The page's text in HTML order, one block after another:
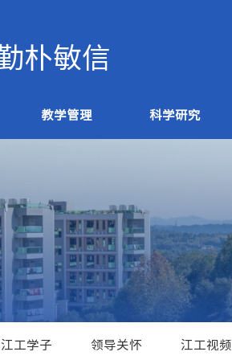
教学管理 科学研究
江工学子 领导关怀 江工视频